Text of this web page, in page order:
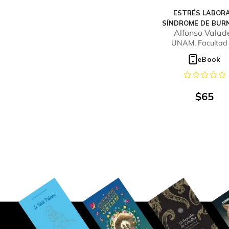
ESTRÉS
SÍNDROME DE
ESTRATEGIAS
DOCENTES
Alfonso
Ramírez
UNAM, Facultad
Estudios
Iztacala
eBook
$65